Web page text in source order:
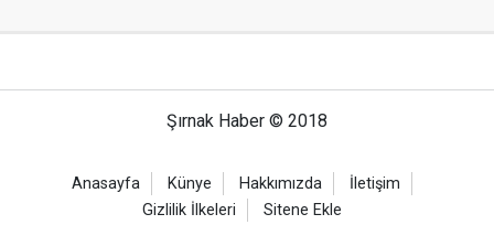
Şırnak Haber © 2018
Anasayfa Künye Hakkımızda
İletişim
Gizlilik İlkeleri
Sitene Ekle